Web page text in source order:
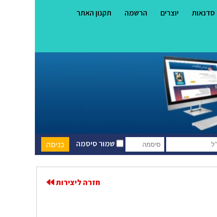
סדנאות יוצרים הרשמה תקנון האתר
שמור סיסמה
חזרה ליצירות